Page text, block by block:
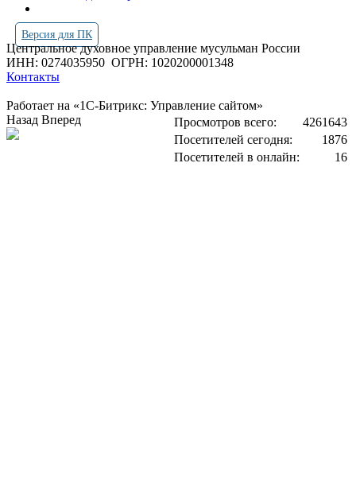
Версия для ПК
Центральное духовное управление мусульман России
ИНН: 0274035950 ОГРН: 1020200001348
Контакты
Работает на «1С-Битрикс: Управление сайтом»
Просмотров всего:
4261643
Посетителей сегодня:
1876
Посетителей в онлайн:
16
Назад Вперед